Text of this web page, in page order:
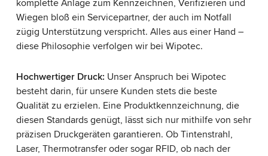
komplette Anlage zum Kennzeichnen, Verifizieren und
Wiegen bloß ein Servicepartner, der auch im Notfall
zügig Unterstützung verspricht. Alles aus einer Hand –
diese Philosophie verfolgen wir bei Wipotec.
Hochwertiger Druck: Unser Anspruch bei Wipotec
besteht darin, für unsere Kunden stets die beste
Qualität zu erzielen. Eine Produktkennzeichnung, die
diesen Standards genügt, lässt sich nur mithilfe von sehr
präzisen Druckgeräten garantieren. Ob Tintenstrahl,
Laser, Thermotransfer oder sogar RFID, ob nach der